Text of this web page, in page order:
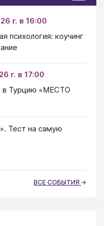
г. в 16:00
психология: коучинг
г. в 17:00
в Турцию «МЕСТО
Тест на самую
ВСЕ СОБЫТИЯ